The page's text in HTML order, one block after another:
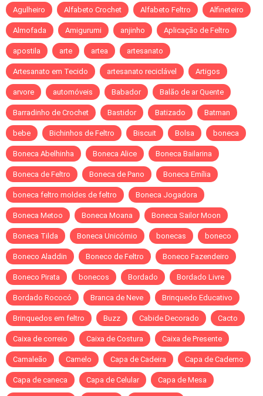
Agulheiro Alfabeto Crochet Alfabeto Feltro Alfineteiro
Almofada Amigurumi anjinho Aplicação de Feltro
apostila arte artea artesanato
Artesanato em Tecido artesanato reciclável Artigos
arvore automóveis Babador Balão de ar Quente
Barradinho de Crochet Bastidor Batizado Batman
bebe Bichinhos de Feltro Biscuit Bolsa boneca
Boneca Abelhinha Boneca Alice Boneca Bailarina
Boneca de Feltro Boneca de Pano Boneca Emília
boneca feltro moldes de feltro Boneca Jogadora
Boneca Metoo Boneca Moana Boneca Sailor Moon
Boneca Tilda Boneca Unicórnio bonecas boneco
Boneco Aladdin Boneco de Feltro Boneco Fazendeiro
Boneco Pirata bonecos Bordado Bordado Livre
Bordado Rococó Branca de Neve Brinquedo Educativo
Brinquedos em feltro Buzz Cabide Decorado Cacto
Caixa de correio Caixa de Costura Caixa de Presente
Camaleão Camelo Capa de Cadeira Capa de Caderno
Capa de caneca Capa de Celular Capa de Mesa